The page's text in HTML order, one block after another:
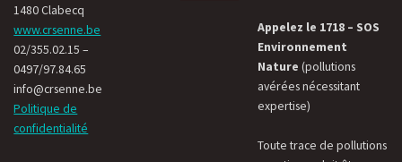
1480 Clabecq
www.crsenne.be
02/355.02.15 –
0497/97.84.65
info@crsenne.be
Politique de
confidentialité
Appelez le 1718 – SOS
Environnement
Nature (pollutions
avérées nécessitant
expertise)
Toute trace de pollutions